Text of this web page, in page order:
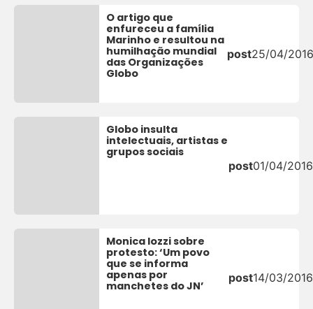
O artigo que
enfureceu a família
Marinho e resultou na
humilhação mundial
das Organizações
Globo
post25/04/
Globo insulta
intelectuais, artistas e
grupos sociais
post01/04/2016
Monica Iozzi sobre
protesto: ‘Um povo
que se informa
apenas por
manchetes do JN’
post14/03/2016